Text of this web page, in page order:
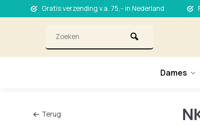
Gratis verzending v.a. 75,- in Nederland
Dames
Terug